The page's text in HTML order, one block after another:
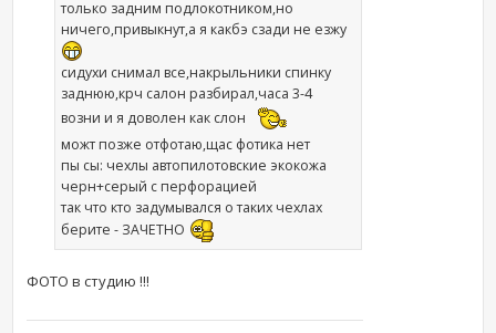
только задним подлокотником,но
ничего,привыкнут,а я какбэ сзади не езжу
сидухи снимал все,накрыльники спинку
заднюю,крч салон разбирал,часа 3-4
возни и я доволен как слон
можт позже отфотаю,щас фотика нет
пы сы: чехлы автопилотовские экокожа
черн+серый с перфорацией
так что кто задумывался о таких чехлах
берите - ЗАЧЕТНО
ФОТО в студию !!!